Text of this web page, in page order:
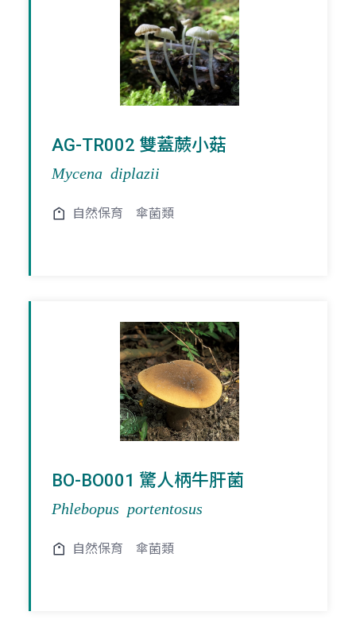
AG-TR002 雙蓋蕨小菇
Mycena diplazii
自然保育 傘菌類
BO-BO001 驚人柄牛肝菌
Phlebopus portentosus
自然保育 傘菌類